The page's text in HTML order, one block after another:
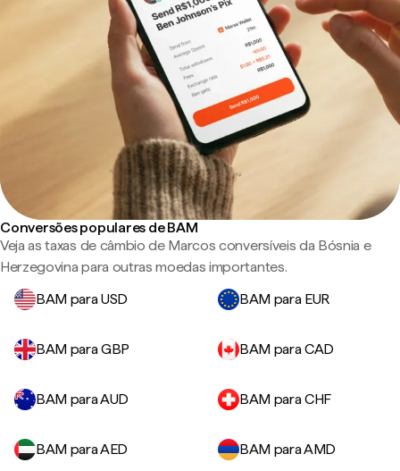
Conversões populares de BAM
Veja as taxas de câmbio de Marcos conversíveis da Bósnia e
Herzegovina para outras moedas importantes.
BAM para USD
BAM para EUR
BAM para GBP BAM para CAD
BAM para AUD BAM para CHF
BAM para AED
BAM para AMD